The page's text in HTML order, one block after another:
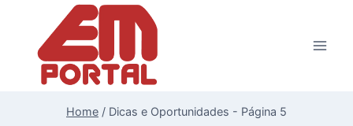
Conteúdo
Home / Dicas e Oportunidades - Página 5